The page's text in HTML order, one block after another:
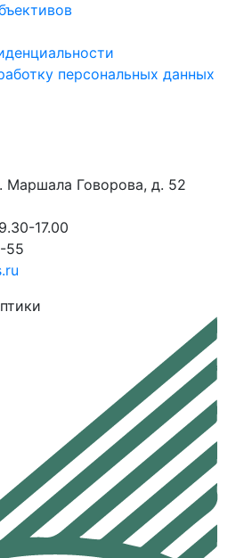
персональных данных
Маршала Говорова, д. 52
17.00
55